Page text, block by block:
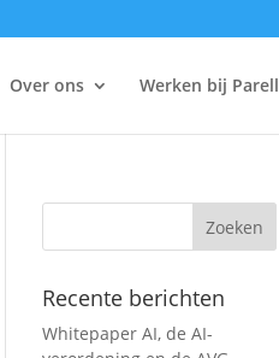
Over ons Werken bij Parell
Recente berichten
Whitepaper AI, de AI-